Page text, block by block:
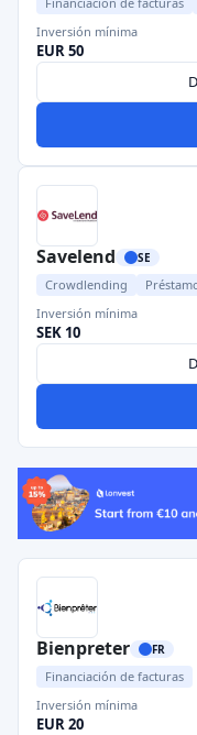
Inversión mínima
EUR 50
Savelend SE
Crowdlending
Inversión mínima
SEK 10
Bienpreter FR
Financiación de facturas
Inversión mínima
EUR 20